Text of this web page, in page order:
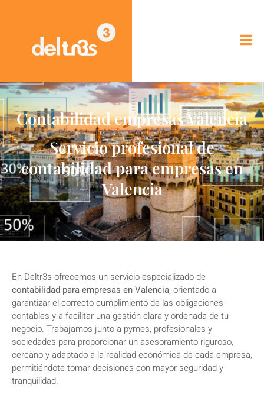
Contabilidad empresas Valencia
Servicio profesional de
contabilidad para empresas en
Valencia
En Deltr3s ofrecemos un servicio especializado de
contabilidad para empresas en Valencia, orientado a
garantizar el correcto cumplimiento de las obligaciones
contables y a facilitar una gestión clara y ordenada de tu
negocio. Trabajamos junto a pymes, profesionales y
sociedades para proporcionar un asesoramiento riguroso,
cercano y adaptado a la realidad económica de cada empresa,
permitiéndote tomar decisiones con mayor seguridad y
tranquilidad.